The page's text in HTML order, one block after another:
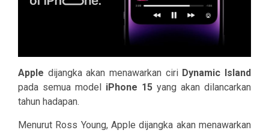
Apple dijangka akan menawarkan ciri Dynamic Island
pada semua model iPhone 15 yang akan dilancarkan
tahun hadapan.
Menurut Ross Young, Apple dijangka akan menawarkan